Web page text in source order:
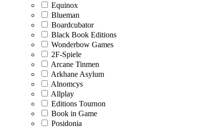
Equinox
Blueman
Boardcubator
Black Book Editions
Wonderbow Games
2F-Spiele
Arcane Tinmen
Arkhane Asylum
Alnomcys
Allplay
Editions Tournon
Book in Game
Posidonia